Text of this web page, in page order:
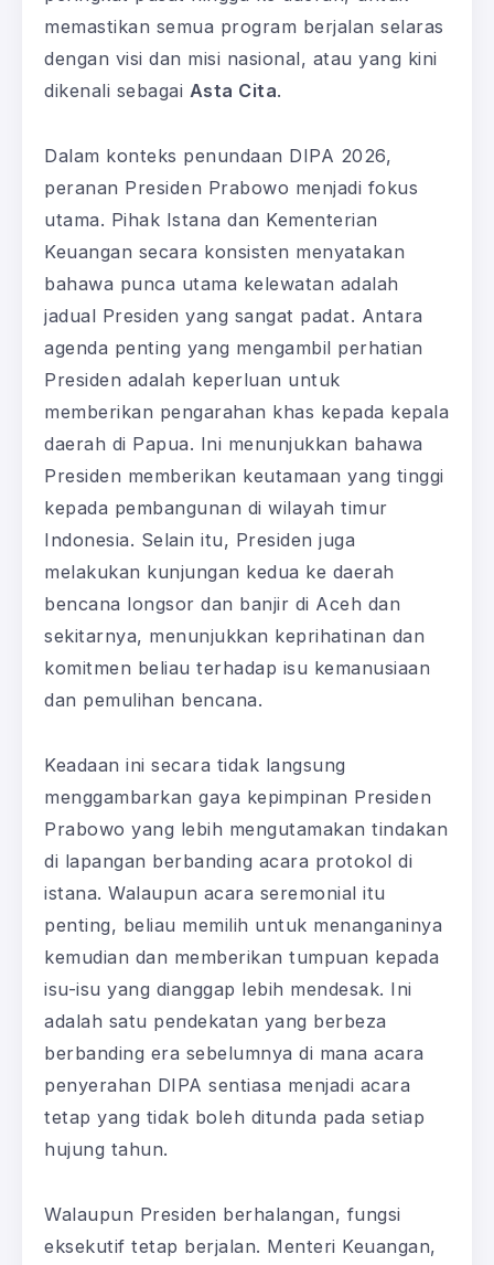
memastikan semua program berjalan selaras
dengan visi dan misi nasional, atau yang kini
dikenali sebagai Asta Cita.
Dalam konteks penundaan DIPA 2026,
peranan Presiden Prabowo menjadi fokus
utama. Pihak Istana dan Kementerian
Keuangan secara konsisten menyatakan
bahawa punca utama kelewatan adalah
jadual Presiden yang sangat padat. Antara
agenda penting yang mengambil perhatian
Presiden adalah keperluan untuk
memberikan pengarahan khas kepada kepala
daerah di Papua. Ini menunjukkan bahawa
Presiden memberikan keutamaan yang tinggi
kepada pembangunan di wilayah timur
Indonesia. Selain itu, Presiden juga
melakukan kunjungan kedua ke daerah
bencana longsor dan banjir di Aceh dan
sekitarnya, menunjukkan keprihatinan dan
komitmen beliau terhadap isu kemanusiaan
dan pemulihan bencana.
Keadaan ini secara tidak langsung
menggambarkan gaya kepimpinan Presiden
Prabowo yang lebih mengutamakan tindakan
di lapangan berbanding acara protokol di
istana. Walaupun acara seremonial itu
penting, beliau memilih untuk menanganinya
kemudian dan memberikan tumpuan kepada
isu-isu yang dianggap lebih mendesak. Ini
adalah satu pendekatan yang berbeza
berbanding era sebelumnya di mana acara
penyerahan DIPA sentiasa menjadi acara
tetap yang tidak boleh ditunda pada setiap
hujung tahun.
Walaupun Presiden berhalangan, fungsi
eksekutif tetap berjalan. Menteri Keuangan,